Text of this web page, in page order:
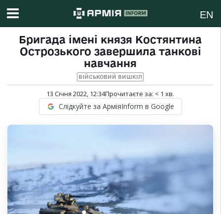
EN
Бригада імені князя Костянтина
Острозького завершила танкові
навчання
ВІЙСЬКОВИЙ ВИШКІЛ
13 Січня 2022, 12:34Прочитаєте за: < 1 хв.
Слідкуйте за АрміяInform в Google